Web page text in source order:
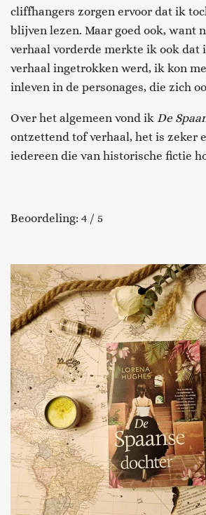
cliffhangers zorgen ervoor dat ik
blijven lezen. Maar goed ook, want
verhaal vorderde merkte ik ook dat
verhaal ingetrokken werd, ik kon
inleven in de personages, die zich
Over het algemeen vond ik De
ontzettend tof verhaal, het is zeker
iedereen die van historische fictie
Beoordeling: 4 / 5